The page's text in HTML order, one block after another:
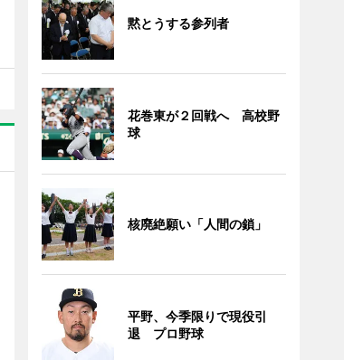
黙とうする参列者
花巻東が２回戦へ 高校野
球
核廃絶願い「人間の鎖」
平野、今季限りで現役引
退 プロ野球